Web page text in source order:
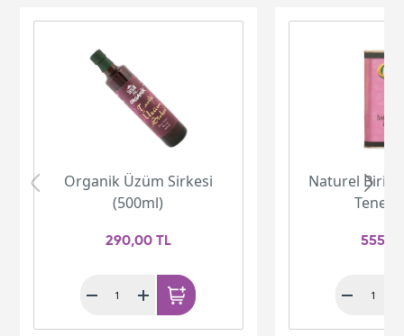
Organik Üzüm Sirkesi
(500ml)
290,00 TL
Naturel